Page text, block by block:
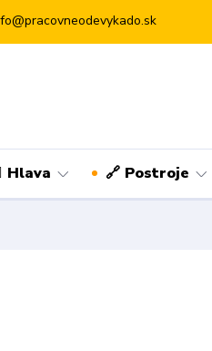
Hlava 🔗 Postroje